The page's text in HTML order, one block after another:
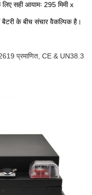
सही आयामः 295 मिमी x
के बीच संचार वैकल्पिक है।
प्रमाणित, CE & UN38.3